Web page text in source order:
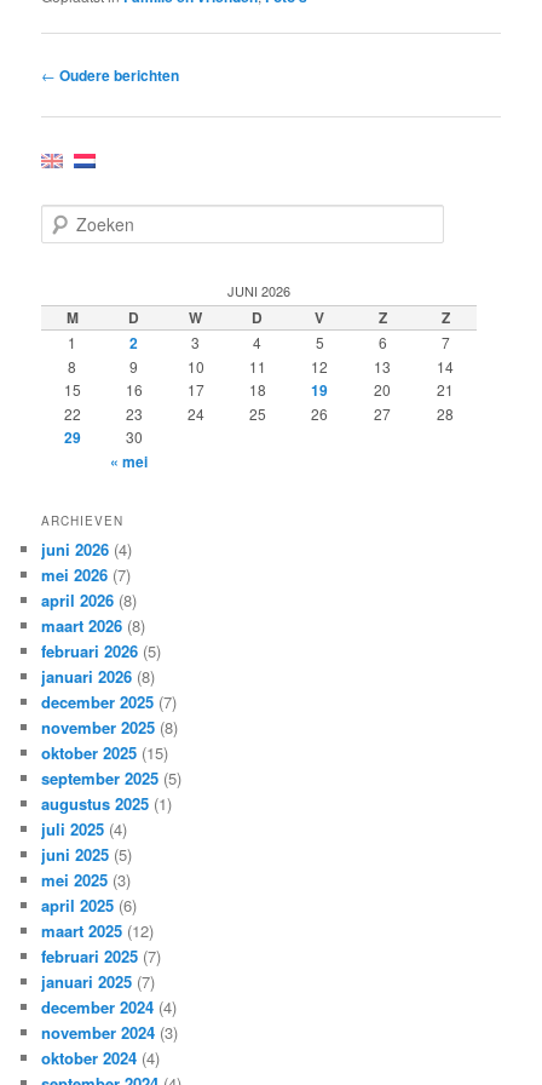
Bericht
← Oudere berichten
o
e
n
JUNI 2026
M D W D V Z Z
1 2 3 4 5 6
7
8
9 10 11 12 13
14
15
16 17 18 19 20
21
22
23 24 25 26 27 28
29 30
« mei
ARCHIEVEN
juni 2026 (4)
mei 2026 (7)
april 2026 (8)
maart 2026 (8)
februari 2026 (5)
januari 2026 (8)
december 2025 (7)
november 2025 (8)
oktober 2025 (15)
september 2025 (5)
augustus 2025 (1)
juli 2025 (4)
juni 2025 (5)
mei 2025 (3)
april 2025 (6)
maart 2025 (12)
februari 2025 (7)
januari 2025 (7)
december 2024 (4)
november 2024 (3)
oktober 2024 (4)